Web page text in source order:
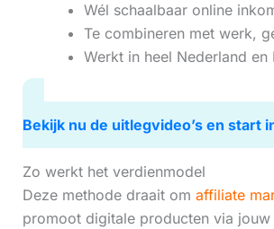
Wél schaalbaar online
Te combineren met werk,
Werkt in heel Nederland en
Bekijk nu de uitlegvideo’s en start
Zo werkt het verdienmodel
Deze methode draait om affiliate
promoot digitale producten via jouw